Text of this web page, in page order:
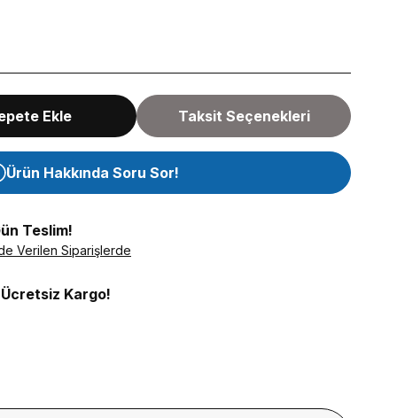
Ekle Taksit Seçenekleri
Ürün Hakkında Soru Sor!
Teslim!
Verilen Siparişlerde
Kargo!